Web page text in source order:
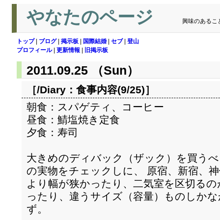
やなたのページ 興味のあるこ
トップ| ブログ| 掲示板 国際結婚 セブ| 登山
プロフィール| 更新情報 旧掲示板
2011.09.25 （Sun）
［/Diary： 食事内容(9/25)］
朝食：スパゲティ、コーヒー
昼食：鯖塩焼き定食
夕食：寿司
大きめのディバック（ザック）を買う
の実物をチェックしに、 原宿、新宿、
より幅が狭かったり、二気室を区切る
ったり、違うサイズ（容量）ものしか
ず。